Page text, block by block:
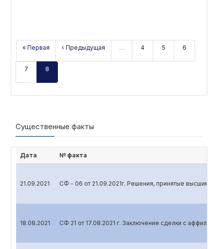
« Первая ‹ Предыдущая … 4 5 6
7 8
Существенные факты
Дата № факта
21.09.2021 СФ - 06 от 21.09.2021г. Решения, принятые высшим
18.08.2021 СФ 21 от 17.08.2021 г. Заключение сделки с